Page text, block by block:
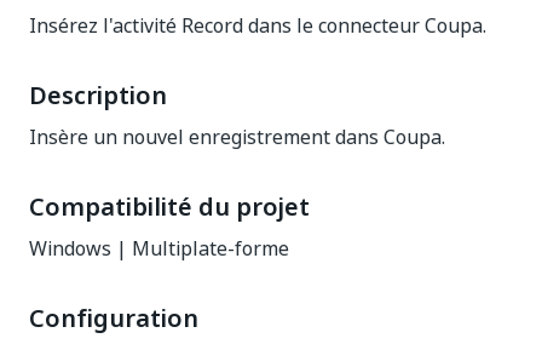
Insérez l'activité Record dans le connecteur Coupa.
Description
Insère un nouvel enregistrement dans Coupa.
Compatibilité du projet
Windows | Multiplate-forme
Configuration